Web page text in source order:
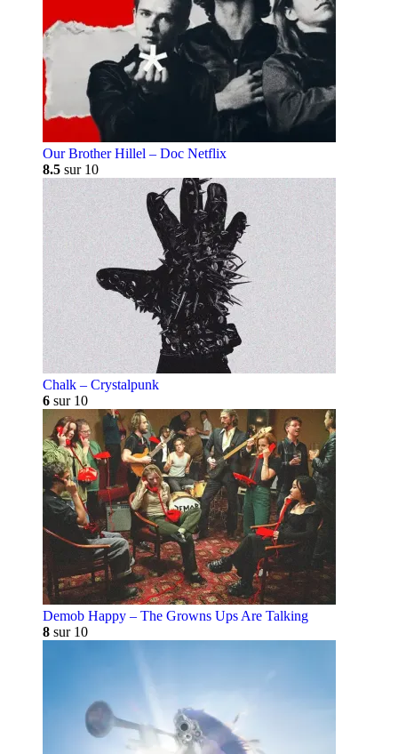
Our Brother Hillel – Doc Netflix
8.5 sur 10
Chalk – Crystalpunk
6 sur 10
Demob Happy – The Growns Ups Are Talking
8 sur 10